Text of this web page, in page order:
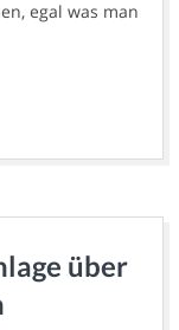
egal was man
über